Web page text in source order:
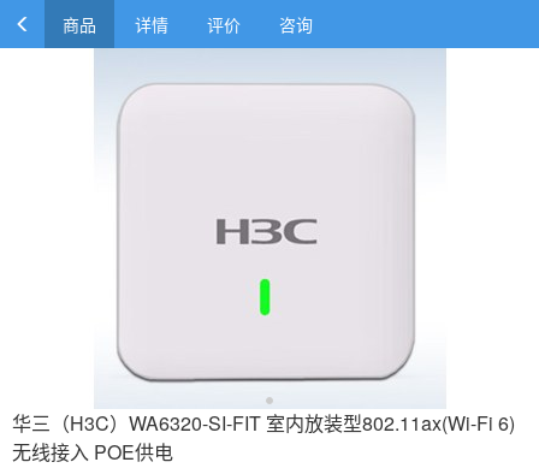
商品 详情 评价 咨询
华三（H3C）WA6320-SI-FIT 室内放装型802.11ax(Wi-Fi 6)
无线接入 POE供电